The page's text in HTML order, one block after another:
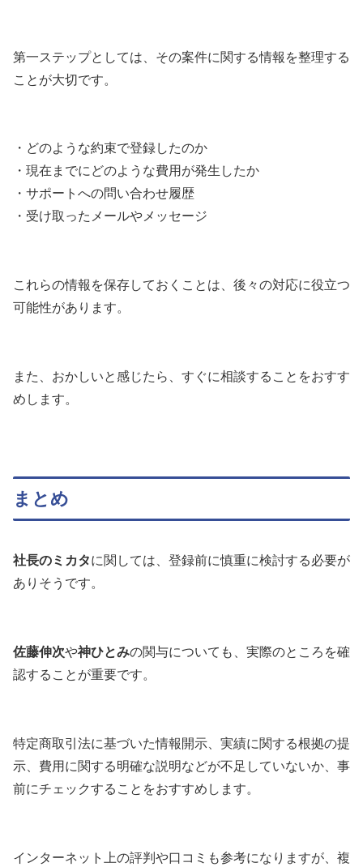
第一ステップとしては、その案件に関する情報を整理する
ことが大切です。
・どのような約束で登録したのか
・現在までにどのような費用が発生したか
・サポートへの問い合わせ履歴
・受け取ったメールやメッセージ
これらの情報を保存しておくことは、後々の対応に役立つ
可能性があります。
また、おかしいと感じたら、すぐに相談することをおすす
めします。
まとめ
社長のミカタに関しては、登録前に慎重に検討する必要が
ありそうです。
佐藤伸次や神ひとみの関与についても、実際のところを確
認することが重要です。
特定商取引法に基づいた情報開示、実績に関する根拠の提
示、費用に関する明確な説明などが不足していないか、事
前にチェックすることをおすすめします。
インターネット上の評判や口コミも参考になりますが、複